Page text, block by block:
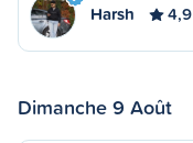
Harsh 4,9
Dimanche 9 Août